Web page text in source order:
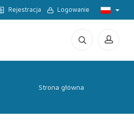
Rejestracja Logowanie
Strona główna